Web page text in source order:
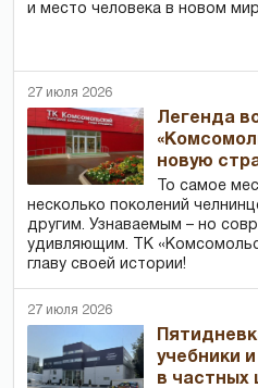
и место человека в новом
27 июля 2026
Легенда
новую
То самое
несколько поколений
другим. Узнаваемым – но
удивляющим. ТК
главу своей истории!
27 июля 2026
учебники
в частных